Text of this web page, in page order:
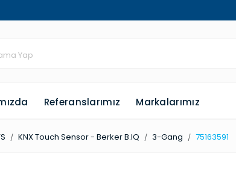
Referanslarımız Markalarımız
KNX Touch Sensor - Berker B.IQ 3-Gang 75163591